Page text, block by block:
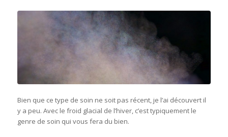
Bien que ce type de soin ne soit pas récent, je l’ai découvert il
y a peu. Avec le froid glacial de l’hiver, c’est typiquement le
genre de soin qui vous fera du bien.